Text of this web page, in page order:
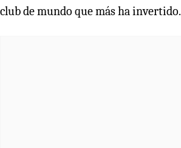
club de mundo que más ha invertido.